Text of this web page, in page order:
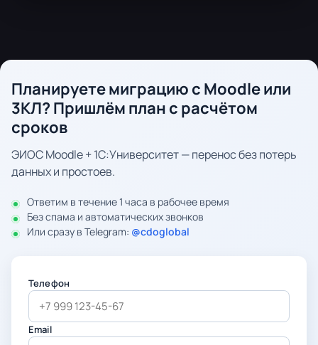
Планируете миграцию с Moodle или
3КЛ? Пришлём план с расчётом
сроков
ЭИОС Moodle + 1С:Университет — перенос без потерь
данных и простоев.
Ответим в течение 1 часа в рабочее время
Без спама и автоматических звонков
Или сразу в Telegram: @cdoglobal
Телефон
Email